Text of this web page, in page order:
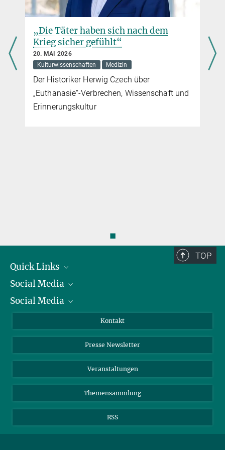
„Die Täter haben sich nach dem
Krieg sicher gefühlt“
20. MAI 2026
Kulturwissenschaften
Medizin
Der Historiker Herwig Czech über
„Euthanasie“-Verbrechen, Wissenschaft und
Erinnerungskultur
◼
TOP
Quick Links
Präsident
Zahlen und Fakten
Meldestelle Fehlverhalten
Social Media
Bluesky
TikTok
Social Media
Instagram
YouTube
Kontakt
Presse Newsletter
Veranstaltungen
Themensammlung
RSS